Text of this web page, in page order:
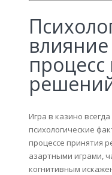
влияние
Игра в казино
психологические
процессе принятия
азартными играми,
когнитивным